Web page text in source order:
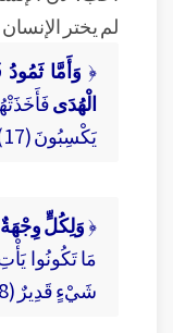
لم يختر الإنسان
﴿ وَأَمَّا
الْهُدَى
يَكْسِبُونَ (17)﴾
﴿وَلِكُلٍّ وِجْهَةٌ
مَا تَكُونُوا
شَيْءٍ قَدِيرٌ (148)﴾